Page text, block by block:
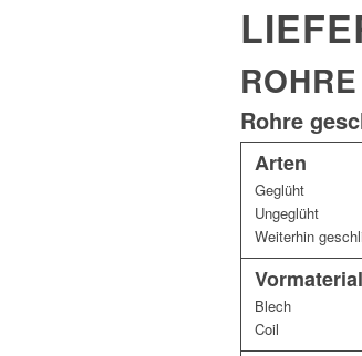
ROHRE
Rohre
Arten
Geglüht
Ungeglüht
Weiterhin
Vormaterial
Blech
Coil